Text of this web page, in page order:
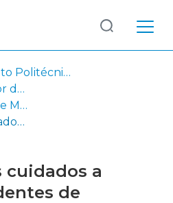
IPP - Instituto Politécnico de Portalegre
ESS - Escola Superior de Saúde
ESS - Dissertações de Mestrado
Qualidade dos cuidados a idosos dependentes de cuidadores informais com risco de úlcera de pressão
cuidados a
de